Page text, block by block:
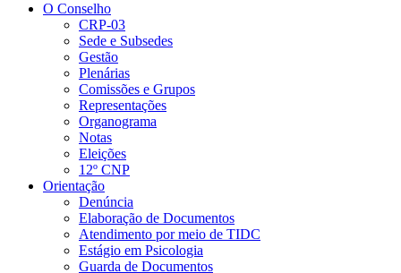
O Conselho
CRP-03
Sede e Subsedes
Gestão
Plenárias
Comissões e Grupos
Representações
Organograma
Notas
Eleições
12º CNP
Orientação
Denúncia
Elaboração de Documentos
Atendimento por meio de TIDC
Estágio em Psicologia
Guarda de Documentos